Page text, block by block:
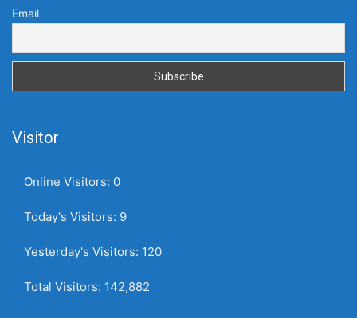
Email
Visitor
Online Visitors: 0
Today's Visitors: 9
Yesterday's Visitors: 120
Total Visitors: 142,882